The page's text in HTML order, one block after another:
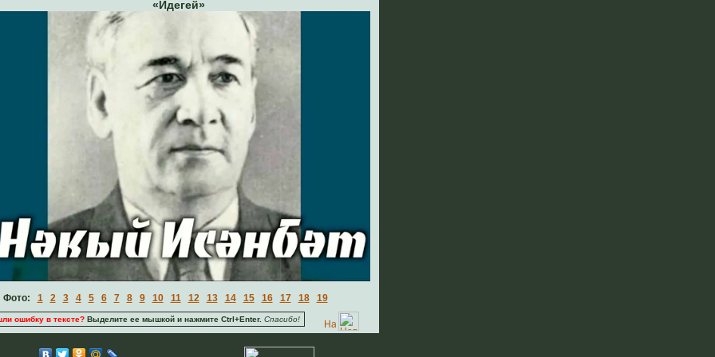
«Идегей»
Фото: 1 2 3 4 5 6 7 8 9 10 11 12 13 14 15 16 17 18 19
ошибку в тексте? Выделите ее мышкой и нажмите Ctrl+Enter. Спасибо!